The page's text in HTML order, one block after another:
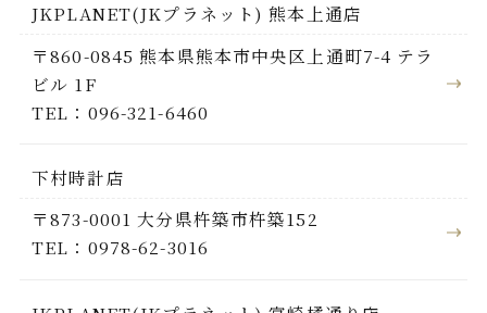
JKPLANET(JKプラネット) 熊本上通店
〒860-0845 熊本県熊本市中央区上通町7-4 テラ
ビル 1F
TEL：096-321-6460
下村時計店
〒873-0001 大分県杵築市杵築152
TEL：0978-62-3016